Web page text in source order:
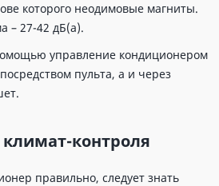
которого неодимовые магниты.
– 27-42 дБ(а).
управление кондиционером
пульта, а и через
контроля
правильно, следует знать